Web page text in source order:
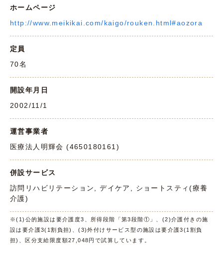
ホームページ
http://www.meikikai.com/kaigo/rouken.html#aozora
定員
70名
開設年月日
2002/11/1
運営事業者
医療法人明輝会 (4650180161)
併設サービス
訪問リハビリテーション, デイケア, ショートスティ(療養
介護)
※(1)公的施設は要介護度3、所得段階「第3段階①」、(2)介護付きの施
設は要介護3(1割負担)、(3)外付けサービス型の施設は要介護3(1割負
担)、区分支給限度額27,048円で試算しています。